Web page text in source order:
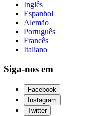
Inglês
Espanhol
Alemão
Português
Francês
Italiano
Siga-nos em
Facebook
Instagram
Twitter